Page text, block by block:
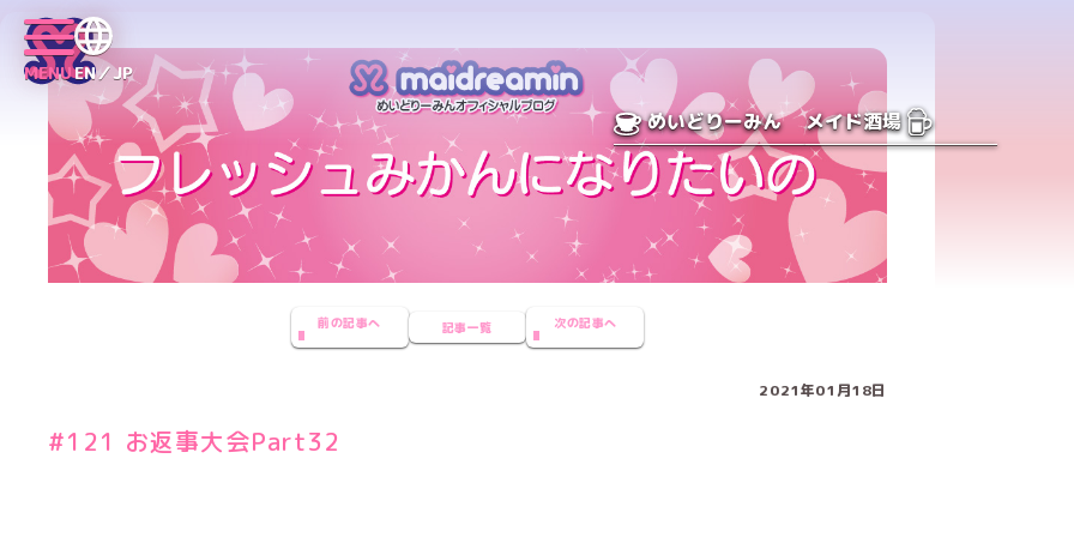
MENUEN／JP
めいどりーみん メイド酒場
前の記事へ 記事一覧 次の記事へ
2021年01月18日
#121 お返事大会Part32